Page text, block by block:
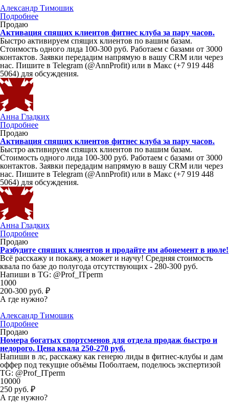
Александр Тимошик
Подробнее
Продаю
Активация спящих клиентов фитнес клуба за пару часов.
Быстро активируем спящих клиентов по вашим базам.
Стоимость одного лида 100-300 руб. Работаем с базами от 3000
контактов. Заявки передадим напрямую в вашу CRM или через
нас. Пишите в Telegram (@AnnProfit) или в Макс (+7 919 448
5064) для обсуждения.
Анна Гладких
Подробнее
Продаю
Активация спящих клиентов фитнес клуба за пару часов.
Быстро активируем спящих клиентов по вашим базам.
Стоимость одного лида 100-300 руб. Работаем с базами от 3000
контактов. Заявки передадим напрямую в вашу CRM или через
нас. Пишите в Telegram (@AnnProfit) или в Макс (+7 919 448
5064) для обсуждения.
Анна Гладких
Подробнее
Продаю
Разбудите спящих клиентов и продайте им абонемент в июле!
Всё расскажу и покажу, а может и научу! Средняя стоимость
квала по базе до полугода отсутствующих - 280-300 руб.
Напиши в TG: @Prof_ITperm
1000
200-300 руб. ₽
А где нужно?
Александр Тимошик
Подробнее
Продаю
Номера богатых спортсменов для отдела продаж быстро и
недорого. Цена квала 250-270 руб.
Напиши в лс, расскажу как генерю лиды в фитнес-клубы и дам
оффер под текущие объёмы Поболтаем, поделюсь экспертизой
TG: @Prof_ITperm
10000
250 руб. ₽
А где нужно?